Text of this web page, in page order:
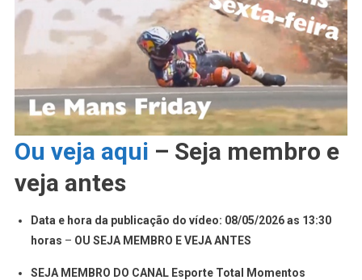
Ou veja aqui – Seja membro e
veja antes
Data e hora da publicação do vídeo: 08/05/2026 as 13:30
horas – OU SEJA MEMBRO E VEJA ANTES
SEJA MEMBRO DO CANAL Esporte Total Momentos